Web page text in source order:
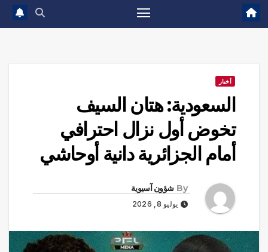
أخبار
السعودية: هتان السيف
تخوض أول نزال احترافي
أمام الجزائرية دانية أوحاشي
By شؤون آسيوية
يوليو 8, 2026